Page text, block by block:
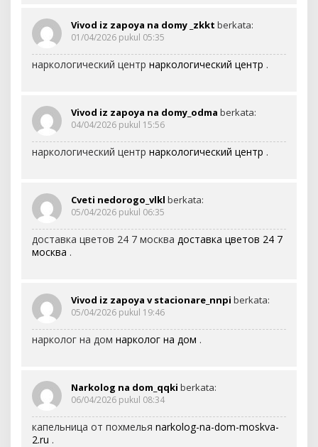
Vivod iz zapoya na domy _zkkt berkata:
01/04/2026 pukul 05:35
наркологический центр наркологический центр .
Vivod iz zapoya na domy_odma berkata:
04/04/2026 pukul 15:56
наркологический центр наркологический центр .
Cveti nedorogo_vlkl berkata:
05/04/2026 pukul 06:35
доставка цветов 24 7 москва доставка цветов 24 7
москва .
Vivod iz zapoya v stacionare_nnpi berkata:
05/04/2026 pukul 19:46
нарколог на дом нарколог на дом .
Narkolog na dom_qqki berkata:
06/04/2026 pukul 08:34
капельница от похмелья narkolog-na-dom-moskva-
2.ru .